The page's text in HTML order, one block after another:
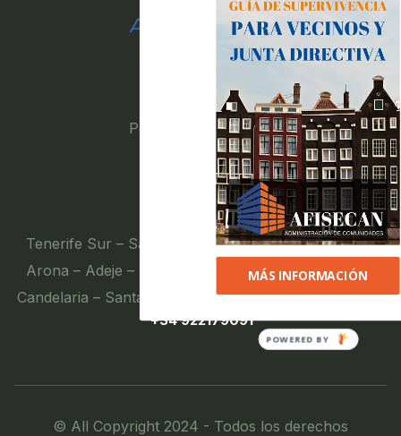
Política de privacidad
Aviso legal
Contacto
Tenerife Sur – Santiago Del Teide – Guía De Isora –
Arona – Adeje – San Miguel – Granadilla – Güimar –
Candelaria – Santa Cruz – La Laguna – Tenerife Norte
+34 922179091
© All Copyright 2024 - Todos los derechos
MÁS INFORMACIÓN
POWERED BY